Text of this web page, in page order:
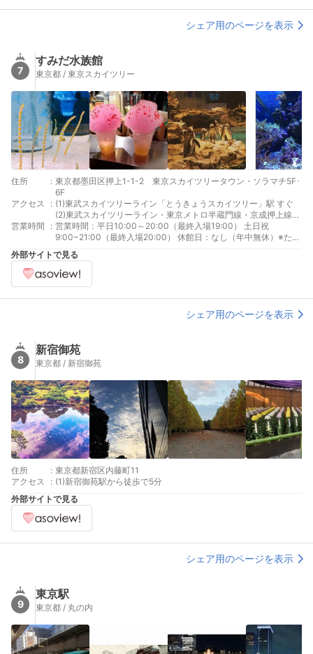
シェア用のページを表示
7
すみだ水族館
東京都 / 東京スカイツリー
住所 : 東京都墨田区押上1-1-2 東京スカイツリータウン・ソラマチ5F･
6F
アクセス
: (1)東武スカイツリーライン「とうきょうスカイツリー」駅 すぐ
(2)東武スカイツリーライン・東京メトロ半蔵門線・京成押上線・
都営地下鉄浅草線「押上（スカイツリー前）」駅 すぐ
営業時間 : 営業時間：平日10:00～20:00（最終入場19:00） 土日祝
9:00~21:00（最終入場20:00） 休館日：なし（年中無休）※ただ
し、施設点検などで臨時休業あり
外部サイトで見る
シェア用のページを表示
8
新宿御苑
東京都 / 新宿御苑
住所 : 東京都新宿区内藤町11
アクセス
: (1)新宿御苑駅から徒歩で5分
外部サイトで見る
シェア用のページを表示
9
東京駅
東京都 / 丸の内